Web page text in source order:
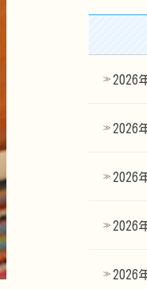
2026
2026
2026
2026
2026